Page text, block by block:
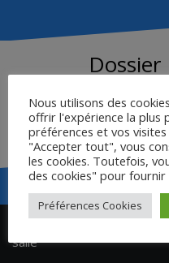
Dossier Enseignant –
Navigation
de
salle
Nous utilisons des
offrir l'expérience la plus
préférences et vos
"Accepter tout", vous
les cookies. Toutefois,
des cookies" pour
Préférences Cookies